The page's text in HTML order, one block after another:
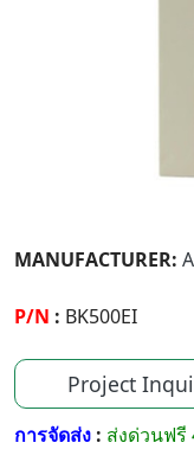
MANUFACTURER:
P/N : BK500EI
Project
การจัดส่ง : ส่งด่วนฟรี